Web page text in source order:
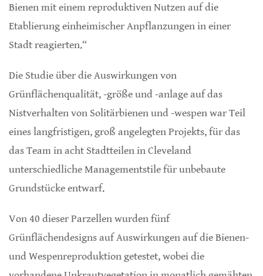
Bienen mit einem reproduktiven Nutzen auf die
Etablierung einheimischer Anpflanzungen in einer
Stadt reagierten.“
Die Studie über die Auswirkungen von
Grünflächenqualität, -größe und -anlage auf das
Nistverhalten von Solitärbienen und -wespen war Teil
eines langfristigen, groß angelegten Projekts, für das
das Team in acht Stadtteilen in Cleveland
unterschiedliche Managementstile für unbebaute
Grundstücke entwarf.
Von 40 dieser Parzellen wurden fünf
Grünflächendesigns auf Auswirkungen auf die Bienen-
und Wespenreproduktion getestet, wobei die